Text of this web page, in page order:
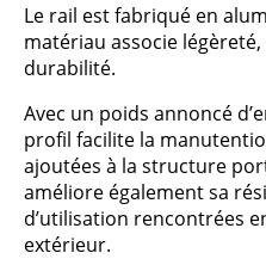
Le rail est fabriqué en
matériau associe
durabilité.
Avec un poids annoncé
profil facilite la
ajoutées à la structure
améliore également sa
d’utilisation rencontrées
extérieur.